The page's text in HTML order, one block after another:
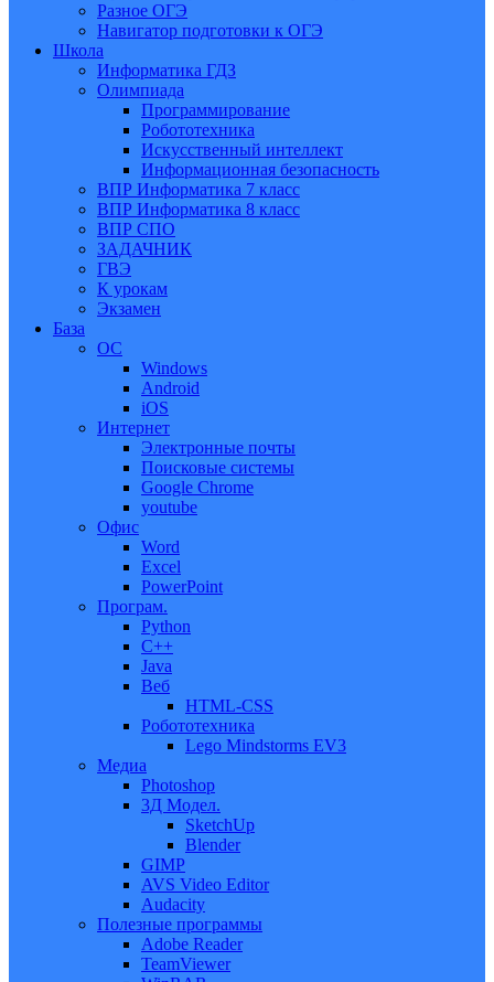
Разное ОГЭ
Навигатор подготовки к ОГЭ
Школа
Информатика ГДЗ
Олимпиада
Программирование
Робототехника
Искусственный интеллект
Информационная безопасность
ВПР Информатика 7 класс
ВПР Информатика 8 класс
ВПР СПО
ЗАДАЧНИК
ГВЭ
К урокам
Экзамен
База
ОС
Windows
Android
iOS
Интернет
Электронные почты
Поисковые системы
Google Chrome
youtube
Офис
Word
Excel
PowerPoint
Програм.
Python
C++
Java
Веб
HTML-CSS
Робототехника
Lego Mindstorms EV3
Медиа
Photoshop
3Д Модел.
SketchUp
Blender
GIMP
AVS Video Editor
Audacity
Полезные программы
Adobe Reader
TeamViewer